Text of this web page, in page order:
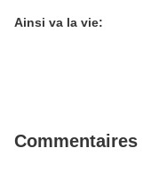
Ainsi va la vie:
Commentaires